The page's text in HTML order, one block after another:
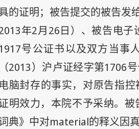
的证明；被告提交的被告发
年2月26日 ）、被告电子
号公证书以及双方当事
2013 ）沪卢证经字第1706
脑封存的事实，对原告指
明效力，本院不予采纳。
典》中对material的释义因